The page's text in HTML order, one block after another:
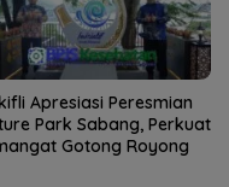
Apresiasi Peresmian
Park Sabang, Perkuat
Gotong Royong